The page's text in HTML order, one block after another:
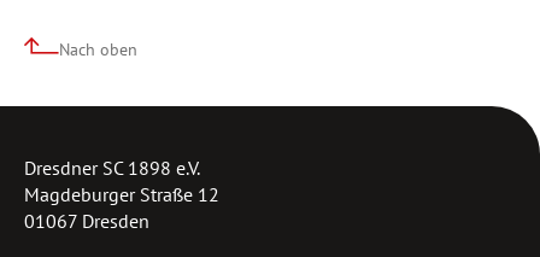
Nach oben
Dresdner SC 1898 e.V.
Magdeburger Straße 12
01067 Dresden